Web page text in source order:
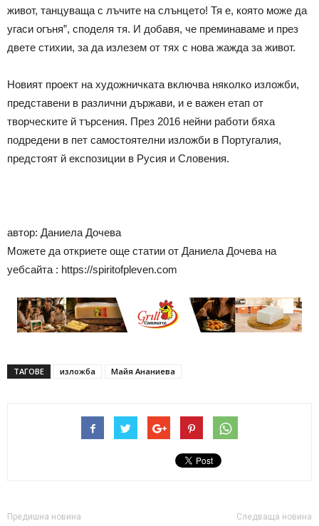
живот, танцуваща с лъчите на слънцето! Тя е, която може да
угаси огъня”, споделя тя. И добавя, че преминаваме и през
двете стихии, за да излезем от тях с нова жажда за живот.
Новият проект на художничката включва няколко изложби,
представени в различни държави, и е важен етап от
творческите й търсения. През 2016 нейни работи бяха
подредени в пет самостоятелни изложби в Португалия,
предстоят й експозиции в Русия и Словения.
автор: Даниела Дочева
Можете да откриете още статии от Даниела Дочева на
уебсайта : https://spiritofpleven.com
ТАГОВЕ изложба Майя Ананиева
Предишна новина Следваща новина